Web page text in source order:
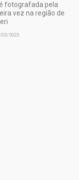
fotografada pela
vez na região de
02/2023